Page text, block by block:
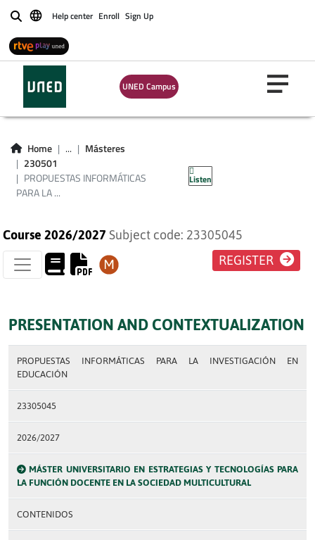
BuscarHelp center Enroll Sign Up
UNED Campus
Home ...
Másteres
230501
PROPUESTAS INFORMÁTICAS
PARA LA ...
Listen
PROPUESTAS
INFORMÁTICAS
PARA LA
INVESTIGACIÓN EN
EDUCACIÓN
Course 2026/2027 Subject code: 23305045
REGISTER
PRESENTATION AND CONTEXTUALIZATION
PROPUESTAS INFORMÁTICAS PARA LA INVESTIGACIÓN EN
EDUCACIÓN
23305045
2026/2027
MÁSTER UNIVERSITARIO EN ESTRATEGIAS Y TECNOLOGÍAS PARA
LA FUNCIÓN DOCENTE EN LA SOCIEDAD MULTICULTURAL
CONTENIDOS